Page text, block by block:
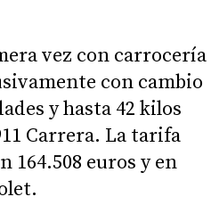
vez con carrocería
con cambio
y hasta 42 kilos
Carrera. La tarifa
164.508 euros y en